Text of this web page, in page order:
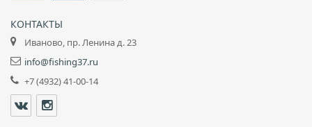
КОНТАКТЫ
Иваново, пр. Ленина д. 23
info@fishing37.ru
+7 (4932) 41-00-14